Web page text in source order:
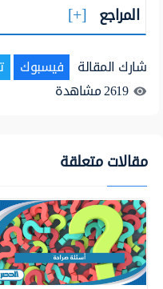
المراجع
شارك المقالة فيسبوك
2619مشاهدة
مقالات متعلقة